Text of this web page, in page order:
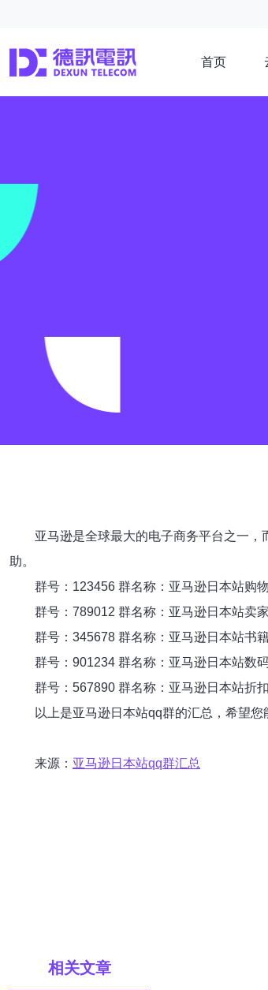
首页
亚马逊是全球最大的电子商务平台之一
助。
群号：123456 群名称：亚马逊日本站购
群号：789012 群名称：亚马逊日本站卖
群号：345678 群名称：亚马逊日本站书
群号：901234 群名称：亚马逊日本站数
群号：567890 群名称：亚马逊日本站折
以上是亚马逊日本站qq群的汇总，希望
来源： 亚马逊日本站qq群汇总
相关文章